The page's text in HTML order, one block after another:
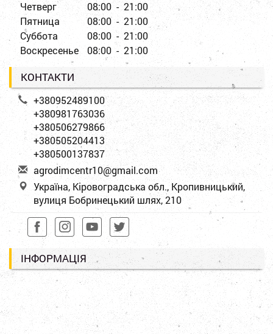
Четверг
08:00 - 21:00
Пятница
08:00 - 21:00
Суббота
08:00 - 21:00
Воскресенье
08:00 - 21:00
КОНТАКТИ
+380952489100
+380981763036
+380506279866
+380505204413
+380500137837
agrodimcentr10@gmail.com
Україна, Кіровоградська обл., Кропивницький,
вулиця Бобринецький шлях, 210
ІНФОРМАЦІЯ